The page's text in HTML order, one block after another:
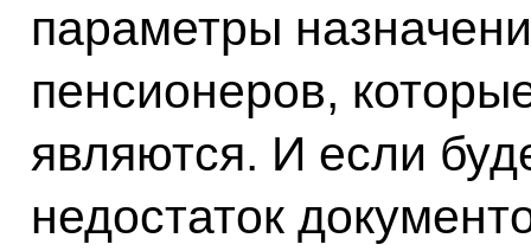
параметры
пенсионеров,
являются. И если
недостаток